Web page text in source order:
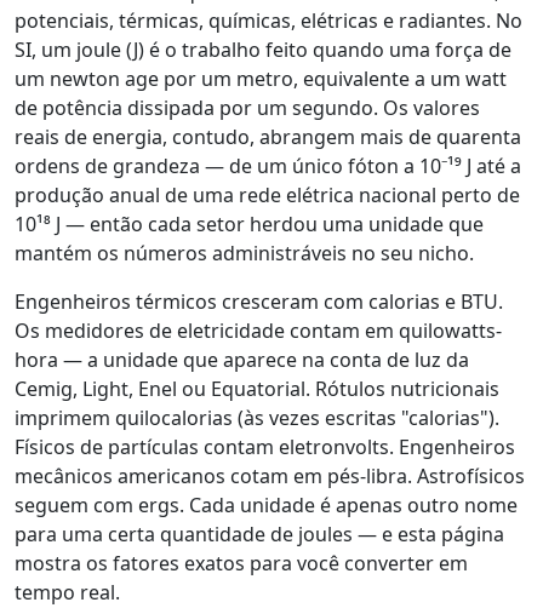
potenciais, térmicas, químicas, elétricas e radiantes. No
SI, um joule (J) é o trabalho feito quando uma força de
um newton age por um metro, equivalente a um watt
de potência dissipada por um segundo. Os valores
reais de energia, contudo, abrangem mais de quarenta
ordens de grandeza — de um único fóton a 10⁻¹⁹ J até a
produção anual de uma rede elétrica nacional perto de
10¹⁸ J — então cada setor herdou uma unidade que
mantém os números administráveis no seu nicho.
Engenheiros térmicos cresceram com calorias e BTU.
Os medidores de eletricidade contam em quilowatts-
hora — a unidade que aparece na conta de luz da
Cemig, Light, Enel ou Equatorial. Rótulos nutricionais
imprimem quilocalorias (às vezes escritas "calorias").
Físicos de partículas contam eletronvolts. Engenheiros
mecânicos americanos cotam em pés-libra. Astrofísicos
seguem com ergs. Cada unidade é apenas outro nome
para uma certa quantidade de joules — e esta página
mostra os fatores exatos para você converter em
tempo real.